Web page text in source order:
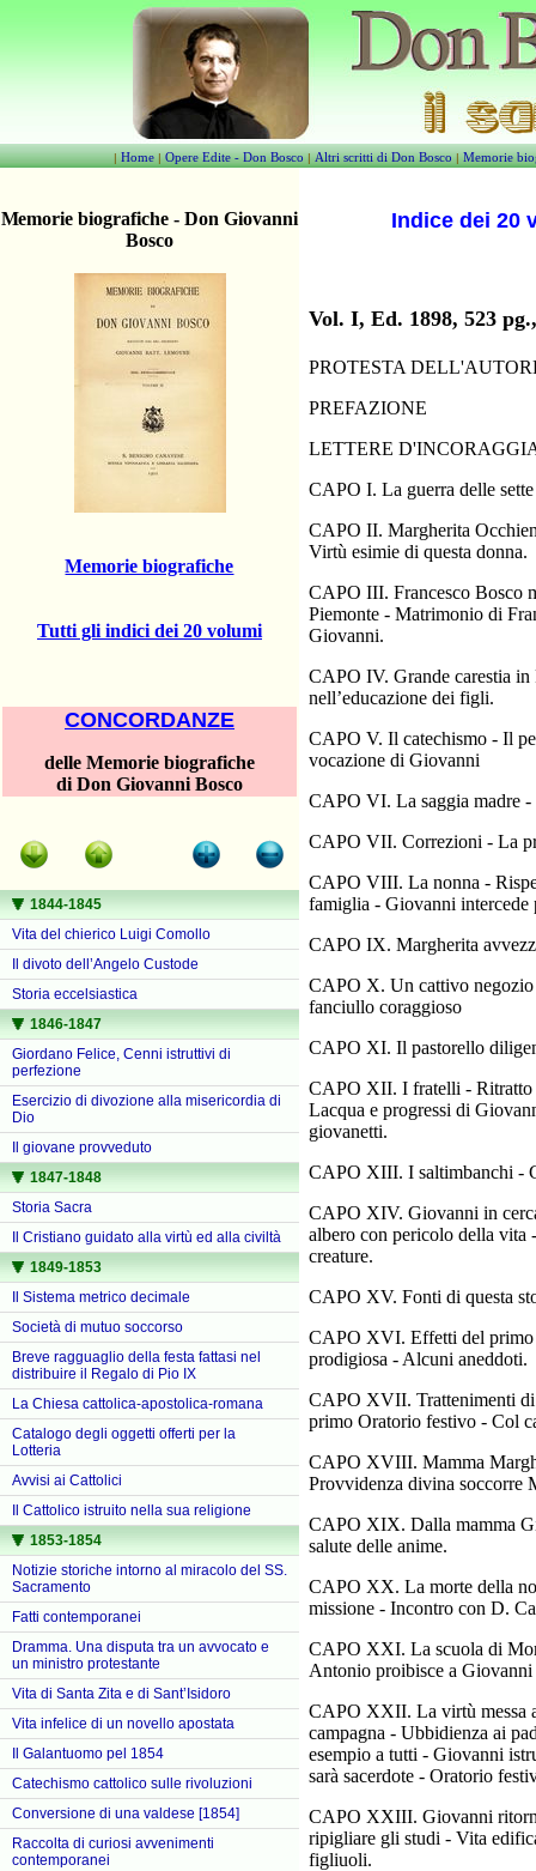
|Home|Opere Edite - Don Bosco |Altri scritti di Don Bosco|Memorie
Memorie biografiche - Don Giovanni
Bosco
Memorie biografiche
Tutti gli indici dei 20 volumi
CONCORDANZE
delle Memorie biografiche
di Don Giovanni Bosco
1844-1845
Vita del chierico Luigi Comollo
Il divoto dell’Angelo Custode
Storia eccelsiastica
1846-1847
Giordano Felice, Cenni istruttivi di
perfezione
Esercizio di divozione alla misericordia di
Dio
Il giovane provveduto
1847-1848
Storia Sacra
Il Cristiano guidato alla virtù ed alla civiltà
1849-1853
Il Sistema metrico decimale
Società di mutuo soccorso
Breve ragguaglio della festa fattasi nel
distribuire il Regalo di Pio IX
La Chiesa cattolica-apostolica-romana
Catalogo degli oggetti offerti per la
Lotteria
Avvisi ai Cattolici
Il Cattolico istruito nella sua religione
1853-1854
Notizie storiche intorno al miracolo del SS.
Sacramento
Fatti contemporanei
Dramma. Una disputa tra un avvocato e
un ministro protestante
Vita di Santa Zita e di Sant’Isidoro
Vita infelice di un novello apostata
Il Galantuomo pel 1854
Catechismo cattolico sulle rivoluzioni
Conversione di una valdese [1854]
Raccolta di curiosi avvenimenti
contemporanei
Indice dei 20
Vol. I, Ed. 1898, 523
PROTESTA
PREFAZIONE
LETTERE
CAPO I. La guerra delle
CAPO II. Margherita
Virtù esimie di questa donna.
CAPO III. Francesco Bosco
Piemonte - Matrimonio di
Giovanni.
CAPO IV. Grande carestia in
nell’educazione dei figli.
CAPO V. Il catechismo - Il
vocazione di Giovanni
CAPO VI. La saggia madre
CAPO VII. Correzioni - La
CAPO VIII. La nonna -
famiglia - Giovanni intercede
CAPO IX. Margherita
CAPO X. Un cattivo
fanciullo coraggioso
CAPO XI. Il pastorello
CAPO XII. I fratelli - Ritratto
Lacqua e progressi di
giovanetti.
CAPO XIII. I saltimbanchi -
CAPO XIV. Giovanni in
albero con pericolo della vita
creature.
CAPO XV. Fonti di questa
CAPO XVI. Effetti del primo
prodigiosa - Alcuni aneddoti.
CAPO XVII. Trattenimenti
primo Oratorio festivo - Col
CAPO XVIII. Mamma
Provvidenza divina soccorre
CAPO XIX. Dalla mamma
salute delle anime.
CAPO XX. La morte della
missione - Incontro con D.
CAPO XXI. La scuola di
Antonio proibisce a
CAPO XXII. La virtù messa
campagna - Ubbidienza ai
esempio a tutti - Giovanni
sarà sacerdote - Oratorio
CAPO XXIII. Giovanni
ripigliare gli studi - Vita
figliuoli.